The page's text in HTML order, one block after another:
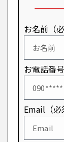
お名前（
お電話番
Email（必